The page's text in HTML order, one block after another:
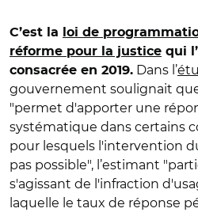
C’est la
loi de
réforme pour la justice qui
consacrée en 2019. Dans l’
gouvernement soulignait
"permet d'apporter une
systématique dans certains
pour lesquels l'intervention
pas possible", l’estimant
s'agissant de l'infraction
laquelle le taux de réponse